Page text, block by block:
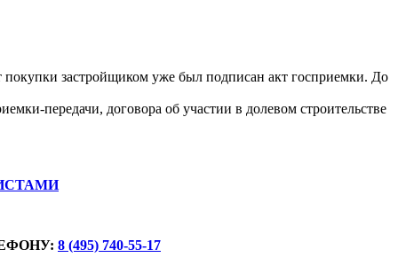
покупки застройщиком уже был подписан акт госприемки. До
передачи, договора об участии в долевом строительстве
8 (495) 740-55-17